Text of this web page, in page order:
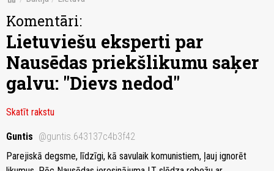
Komentāri:
Lietuviešu eksperti par
Nausēdas priekšlikumu saķer
galvu: "Dievs nedod"
Skatīt rakstu
Guntis @guntis.643137c4b3f42
Parejiskā degsme, līdzīgi, kā savulaik komunistiem, ļauj ignorēt